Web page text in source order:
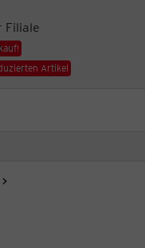
Filiale
Artikel